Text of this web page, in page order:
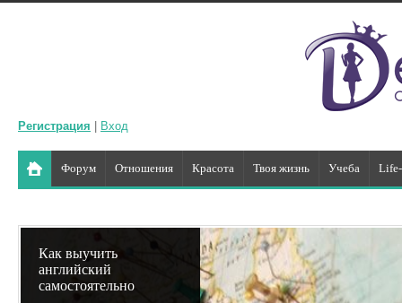
Регистрация Вход
Форум Отношения Красота Твоя жизнь Учеба
Как выучить
английский
самостоятельно